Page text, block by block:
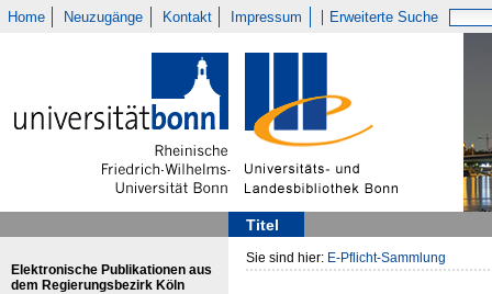
Home Neuzugänge Kontakt Impressum Erweiterte Suche
Titel
Elektronische Publikationen aus
dem Regierungsbezirk Köln
Sie sind hier: E-Pflicht-Sammlung